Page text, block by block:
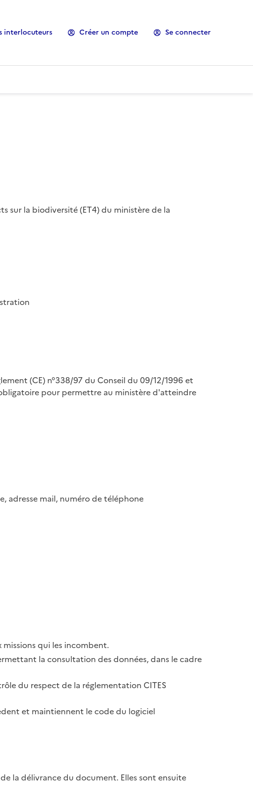
interlocuteurs Créer un compte Se connecter
sur la biodiversité (ET4) du ministère de la
(CE) n°338/97 du Conseil du 09/12/1996 et
pour permettre au ministère d'atteindre
adresse mail, numéro de téléphone
qui les incombent.
la consultation des données, dans le cadre
du respect de la réglementation CITES
et maintiennent le code du logiciel
la délivrance du document. Elles sont ensuite